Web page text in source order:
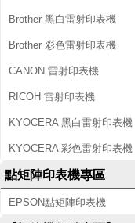
Brother 黑白雷射印表機
Brother 彩色雷射印表機
CANON 雷射印表機
RICOH 雷射印表機
KYOCERA 黑白雷射印表機
KYOCERA 彩色雷射印表機
點矩陣印表機專區
EPSON點矩陣印表機